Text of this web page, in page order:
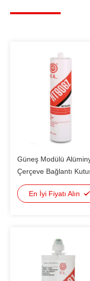
Güneş Modülü
Çerçeve Bağlantı
Sızdırmazlık için
PV Modülü RTV Mastik
En İyi Fiyatı Alın